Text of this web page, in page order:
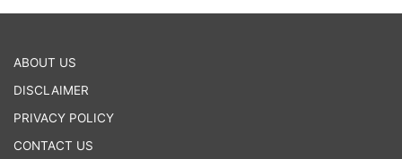
অমৃতযোগ : বিকেল ৩টে ২৮ মিনিট থেকে সূর্যাস্ত পর্যন্ত। পুনরায়
রাত্রি ৬টা ৫১ মিনিট থেকে ৯টা ১ মিনিটের মধ্যে। পুনরায় ১১টা
৫৫ মিনিট থেকে ২টো ৫ মিনিটের মধ্যে। পুনরায় ৩টে ৩২ মিনিট
ABOUT US
DISCLAIMER
PRIVACY POLICY
CONTACT US